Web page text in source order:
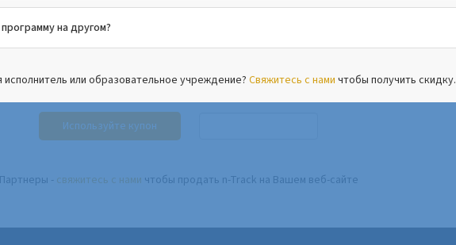
на другом?
или образовательное учреждение?Свяжитесь с нами чтобы получить скидку.
Используйте купон
Партнеры - свяжитесь с нами чтобы продать n-Track на Вашем веб-сайте